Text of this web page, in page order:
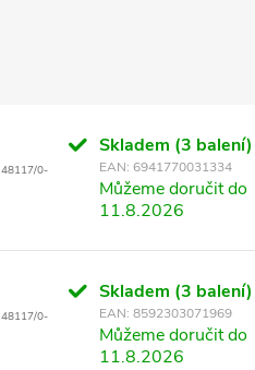
48117/0-
Skladem (3 balení)
EAN: 6941770031334
Můžeme doručit do
11.8.2026
48117/0-
Skladem (3 balení)
EAN: 8592303071969
Můžeme doručit do
11.8.2026